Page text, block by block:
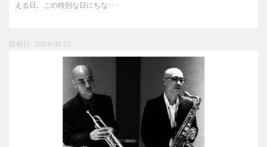
える日。この特別な日にちな･･･
投稿日 : 2026.03.27